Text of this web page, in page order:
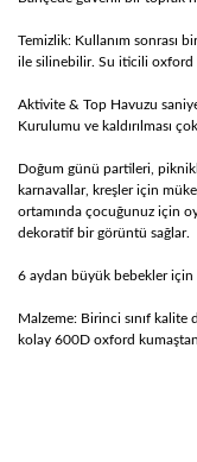
Temizlik: Kullanım sonrası
ile silinebilir. Su iticili oxford
Aktivite & Top Havuzu
Kurulumu ve kaldırılması
Doğum günü partileri,
karnavallar, kreşler için
ortamında çocuğunuz için
dekoratif bir görüntü sağlar.
6 aydan büyük bebekler için
Malzeme: Birinci sınıf kalite
kolay 600D oxford kumaştan